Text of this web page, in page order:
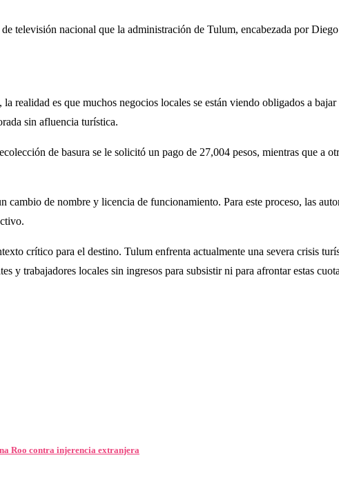
televisión nacional que la administración de Tulum, encabezada por
realidad es que muchos negocios locales se están viendo obligados a
sin afluencia turística.
de basura se le solicitó un pago de 27,004 pesos, mientras que a
de nombre y licencia de funcionamiento. Para este proceso, las
crítico para el destino. Tulum enfrenta actualmente una severa crisis
y trabajadores locales sin ingresos para subsistir ni para afrontar estas
Roo contra injerencia extranjera